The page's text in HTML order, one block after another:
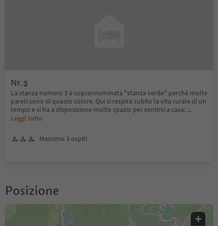
Nr. 3
La stanza numero 3 è soprannominata "stanza verde" perché molte
pareti sono di questo colore. Qui si respira subito la vita rurale di un
tempo e si ha a disposizione molto spazio per sentirsi a casa: ...
Leggi tutto
Massimo 3 ospiti
Posizione
+